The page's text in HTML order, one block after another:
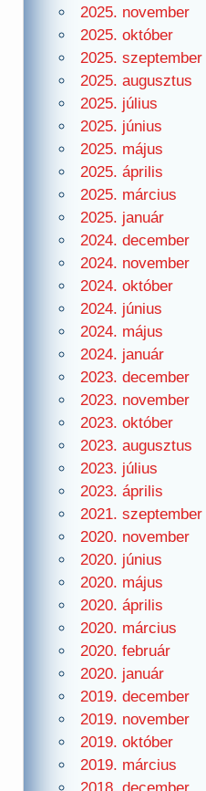
2025. november
2025. október
2025. szeptember
2025. augusztus
2025. július
2025. június
2025. május
2025. április
2025. március
2025. január
2024. december
2024. november
2024. október
2024. június
2024. május
2024. január
2023. december
2023. november
2023. október
2023. augusztus
2023. július
2023. április
2021. szeptember
2020. november
2020. június
2020. május
2020. április
2020. március
2020. február
2020. január
2019. december
2019. november
2019. október
2019. március
2018. december